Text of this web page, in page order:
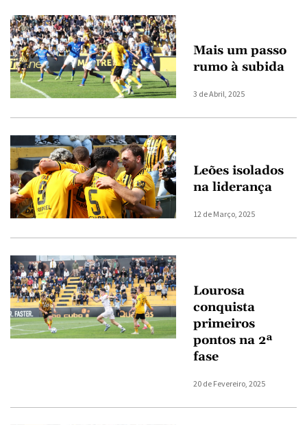
Mais um passo
rumo à subida
3 de Abril, 2025
Leões isolados
na liderança
12 de Março, 2025
Lourosa
conquista
primeiros
pontos na 2ª
fase
20 de Fevereiro, 2025